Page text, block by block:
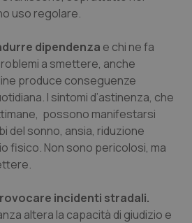
uso regolare.
dipendenza e chi ne fa
a smettere, anche
produce conseguenze
I sintomi d’astinenza, che
possono manifestarsi
del sonno, ansia, riduzione
fisico. Non sono pericolosi, ma
incidenti stradali.
altera la capacità di giudizio e